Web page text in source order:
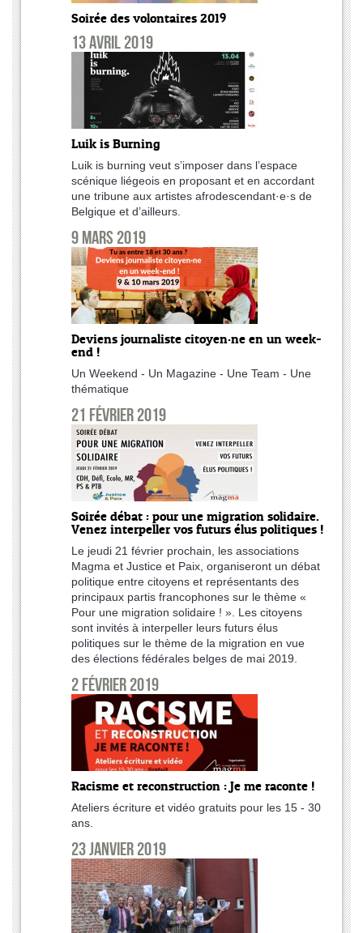
Soirée des volontaires 2019
13 avril 2019
Luik is Burning
Luik is burning veut s’imposer dans l’espace
scénique liégeois en proposant et en accordant
une tribune aux artistes afrodescendant·e·s de
Belgique et d’ailleurs.
9 mars 2019
Deviens journaliste citoyen·ne en un week-
end !
Un Weekend - Un Magazine - Une Team - Une
thématique
21 février 2019
Soirée débat : pour une migration solidaire.
Venez interpeller vos futurs élus politiques !
Le jeudi 21 février prochain, les associations
Magma et Justice et Paix, organiseront un débat
politique entre citoyens et représentants des
principaux partis francophones sur le thème «
Pour une migration solidaire ! ». Les citoyens
sont invités à interpeller leurs futurs élus
politiques sur le thème de la migration en vue
des élections fédérales belges de mai 2019.
2 février 2019
Racisme et reconstruction : Je me raconte !
Ateliers écriture et vidéo gratuits pour les 15 - 30
ans.
23 janvier 2019